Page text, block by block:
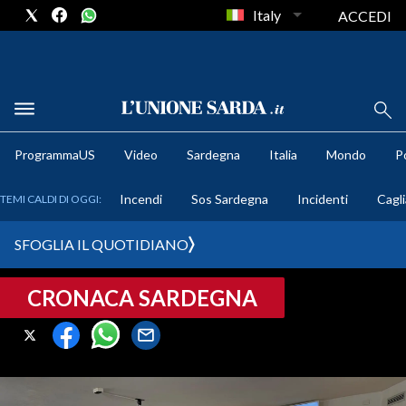
METEO
CRONACA SARDEGNA
CAGLIARI
SULCIS IGLESIENTE
Italy ACCEDI
ProgrammaUS Video Sardegna Italia Mondo
TEMI CALDI DI OGGI: Incendi Sos Sardegna Incidenti
SFOGLIA IL QUOTIDIANO
CRONACA SARDEGNA